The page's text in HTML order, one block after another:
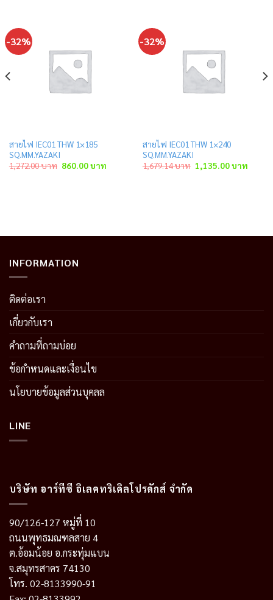
-32%
สายไฟ IEC01 THW 1×185
SQ.MM.YAZAKI
1,272.00บาท Original
price
860.00บาทCurrent
price
-32%
สายไฟ IEC01 THW 1×240
SQ.MM.YAZAKI
1,679.14บาท Original
price
1,135.00บาท
price
INFORMATION
ติดต่อเรา
เกี่ยวกับเรา
คำถามที่ถามบ่อย
ข้อกำหนดและเงื่อนไข
นโยบายข้อมูลส่วนบุคลล
LINE
บริษัท อาร์ทีซี อิเลคทริเคิลโปรดักส์ จำกัด
90/126-127 หมู่ที่ 10
ถนนพุทธมณฑลสาย 4
ต.อ้อมน้อย อ.กระทุ่มแบน
จ.สมุทรสาคร 74130
โทร. 02-8133990-91